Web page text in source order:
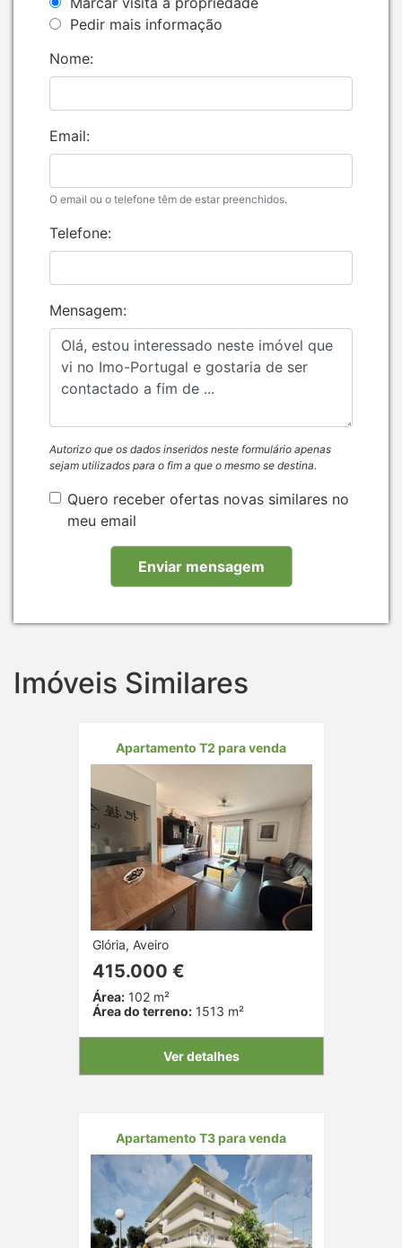
Pedir mais informação
Nome:
Email:
O email ou o telefone têm de estar preenchidos.
Telefone:
Mensagem:
Autorizo que os dados inseridos neste formulário apenas
sejam utilizados para o fim a que o mesmo se destina.
Quero receber ofertas novas similares no
meu email
Imóveis Similares
Apartamento T2 para venda
Glória, Aveiro
415.000 €
Área:102 m²
Área do terreno:1513 m²
Ver detalhes
Apartamento T3 para venda